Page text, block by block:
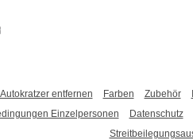
Autokratzer entfernen Farben Zubehör
Einzelpersonen
Datenschutz